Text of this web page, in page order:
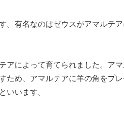
。有名なのはゼウスがアマルテ
アによって育てられました。ア
ため、アマルテアに羊の角をプ
いいます。